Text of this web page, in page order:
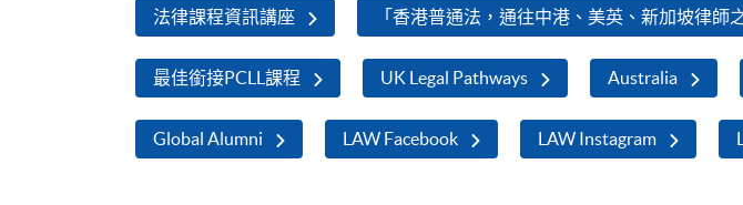
法律課程資訊講座 「香港普通法，通往中港、美英、新加坡律師
最佳銜接PCLL課程 UK Legal Pathways Australia
Global Alumni LAW Facebook LAW Instagram